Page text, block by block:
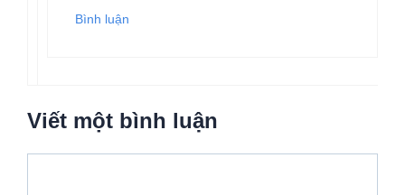
Bình luận
Viết một bình luận